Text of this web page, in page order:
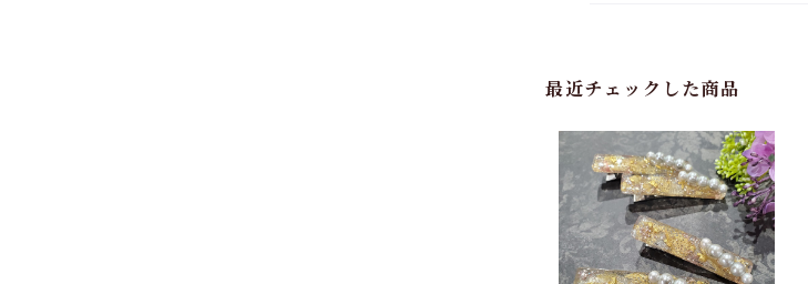
最近チェックした商品